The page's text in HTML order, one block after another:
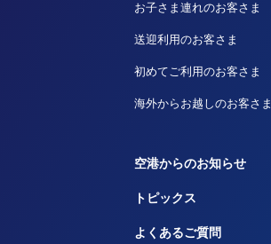
お子さま連れのお客さま
送迎利用のお客さま
初めてご利用のお客さま
海外からお越しのお客さま
空港からのお知らせ
トピックス
よくあるご質問